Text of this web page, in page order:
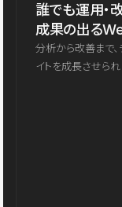
誰でも運用・
成果の出る
分析から改善まで
イトを成長させられ